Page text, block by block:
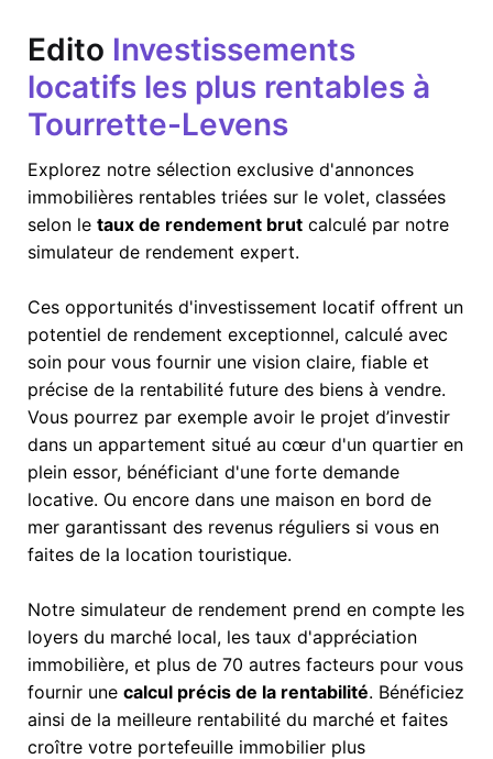
Edito Investissements
locatifs les plus rentables à
Tourrette-Levens
Explorez notre sélection exclusive d'annonces
immobilières rentables triées sur le volet, classées
selon le taux de rendement brut calculé par notre
simulateur de rendement expert.
Ces opportunités d'investissement locatif offrent un
potentiel de rendement exceptionnel, calculé avec
soin pour vous fournir une vision claire, fiable et
précise de la rentabilité future des biens à vendre.
Vous pourrez par exemple avoir le projet d’investir
dans un appartement situé au cœur d'un quartier en
plein essor, bénéficiant d'une forte demande
locative. Ou encore dans une maison en bord de
mer garantissant des revenus réguliers si vous en
faites de la location touristique.
Notre simulateur de rendement prend en compte les
loyers du marché local, les taux d'appréciation
immobilière, et plus de 70 autres facteurs pour vous
fournir une calcul précis de la rentabilité. Bénéficiez
ainsi de la meilleure rentabilité du marché et faites
croître votre portefeuille immobilier plus